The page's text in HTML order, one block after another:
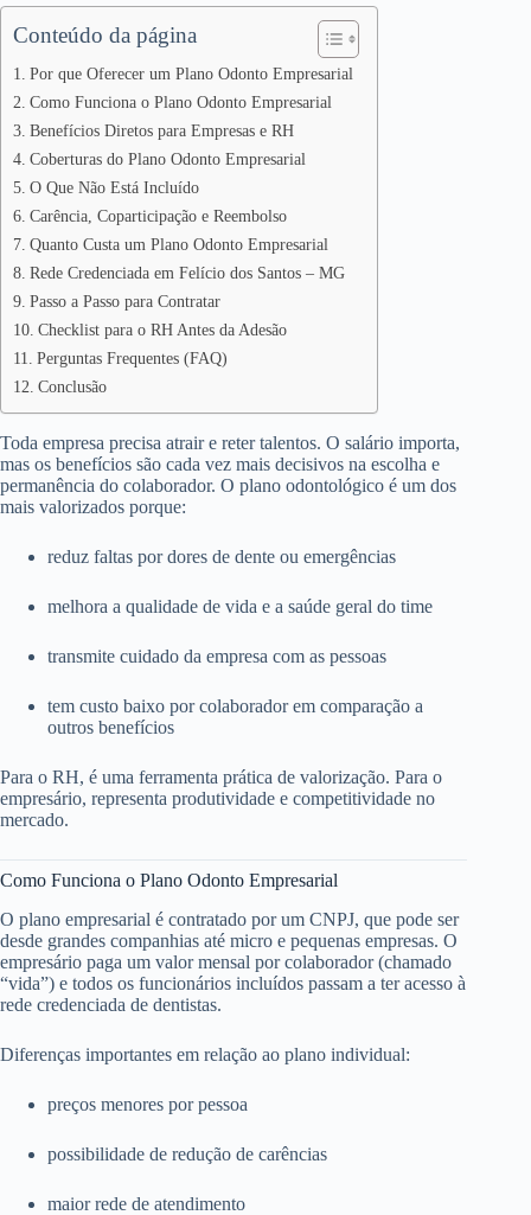
Conteúdo da página
Por que Oferecer um Plano Odonto Empresarial
Como Funciona o Plano Odonto Empresarial
Benefícios Diretos para Empresas e RH
Coberturas do Plano Odonto Empresarial
O Que Não Está Incluído
Carência, Coparticipação e Reembolso
Quanto Custa um Plano Odonto Empresarial
Rede Credenciada em Felício dos Santos – MG
Passo a Passo para Contratar
Checklist para o RH Antes da Adesão
Perguntas Frequentes (FAQ)
Conclusão
Toda empresa precisa atrair e reter talentos. O salário importa,
mas os benefícios são cada vez mais decisivos na escolha e
permanência do colaborador. O plano odontológico é um dos
mais valorizados porque:
reduz faltas por dores de dente ou emergências
melhora a qualidade de vida e a saúde geral do time
transmite cuidado da empresa com as pessoas
tem custo baixo por colaborador em comparação a
outros benefícios
Para o RH, é uma ferramenta prática de valorização. Para o
empresário, representa produtividade e competitividade no
mercado.
Como Funciona o Plano Odonto Empresarial
O plano empresarial é contratado por um CNPJ, que pode ser
desde grandes companhias até micro e pequenas empresas. O
empresário paga um valor mensal por colaborador (chamado
“vida”) e todos os funcionários incluídos passam a ter acesso à
rede credenciada de dentistas.
Diferenças importantes em relação ao plano individual:
preços menores por pessoa
possibilidade de redução de carências
maior rede de atendimento